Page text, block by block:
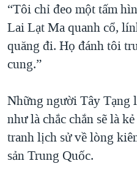
“Tôi chỉ đeo một tấm
Lai Lạt Ma quanh cổ,
quăng đi. Họ đánh tôi
cung.”
Những người Tây Tạng
như là chắc chắn sẽ là
tranh lịch sử về lòng
sản Trung Quốc.